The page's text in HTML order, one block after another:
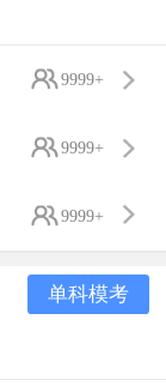
9999+
9999+
9999+
单科模考